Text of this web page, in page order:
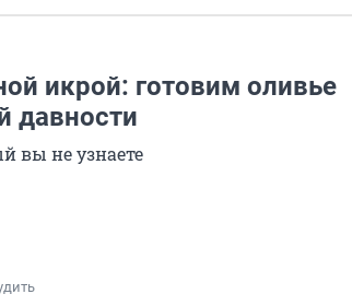
икрой: готовим оливье
давности
вы не узнаете